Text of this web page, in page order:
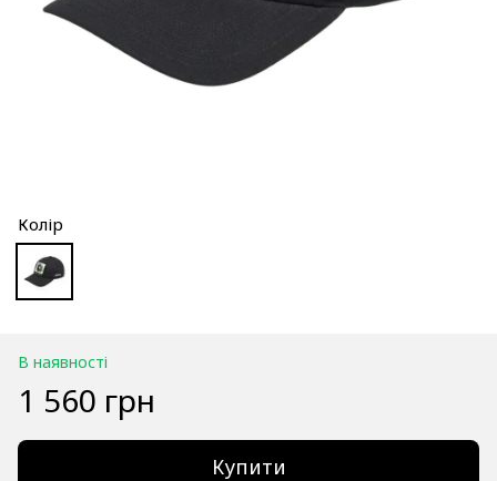
Колір
В наявності
1 560 грн
Купити